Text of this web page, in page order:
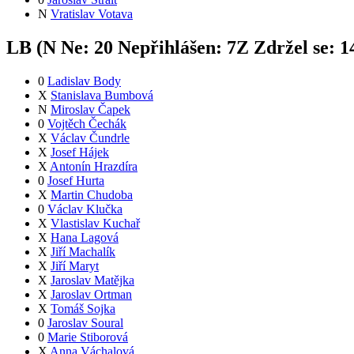
N Vratislav Votava
LB (N Ne: 20 Nepřihlášen: 7Z Zdržel se:
0 Ladislav Body
X Stanislava Bumbová
N Miroslav Čapek
0 Vojtěch Čechák
X Václav Čundrle
X Josef Hájek
X Antonín Hrazdíra
0 Josef Hurta
X Martin Chudoba
0 Václav Klučka
X Vlastislav Kuchař
X Hana Lagová
X Jiří Machalík
X Jiří Maryt
X Jaroslav Matějka
X Jaroslav Ortman
X Tomáš Sojka
0 Jaroslav Soural
0 Marie Stiborová
X Anna Váchalová